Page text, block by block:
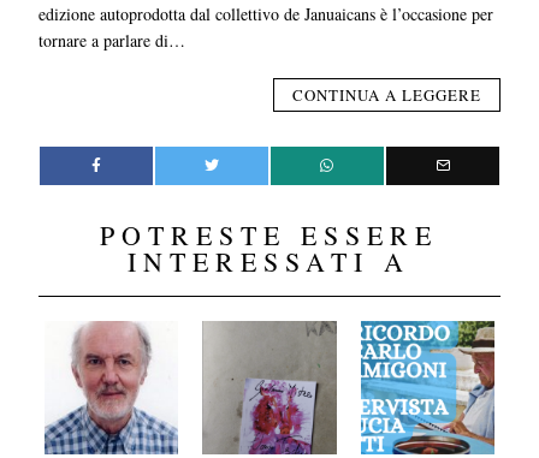
edizione autoprodotta dal collettivo de Januaicans è l’occasione per
tornare a parlare di…
CONTINUA A LEGGERE
POTRESTE ESSERE
INTERESSATI A